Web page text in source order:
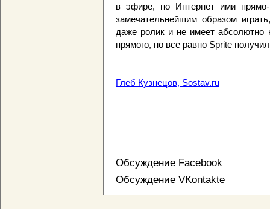
в эфире, но Интернет ими
замечательнейшим образом
даже ролик и не имеет абсолютно
прямого, но все равно Sprite
Глеб Кузнецов, Sostav.ru
Обсуждение Facebook
Обсуждение VKontakte